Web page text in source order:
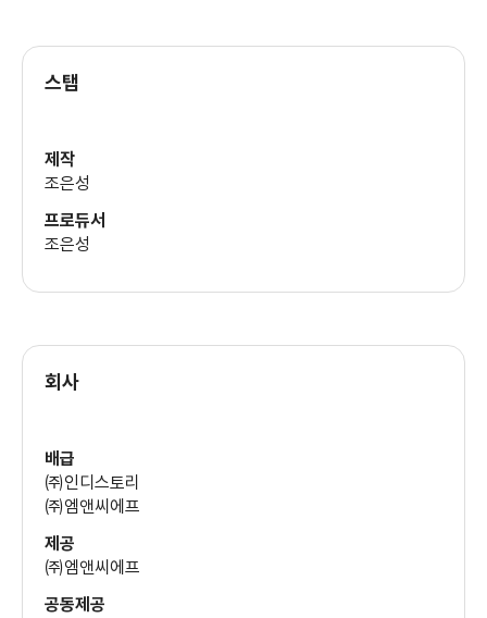
스탭
제작
조은성
프로듀서
조은성
회사
배급
㈜인디스토리
㈜엠앤씨에프
제공
㈜엠앤씨에프
공동제공